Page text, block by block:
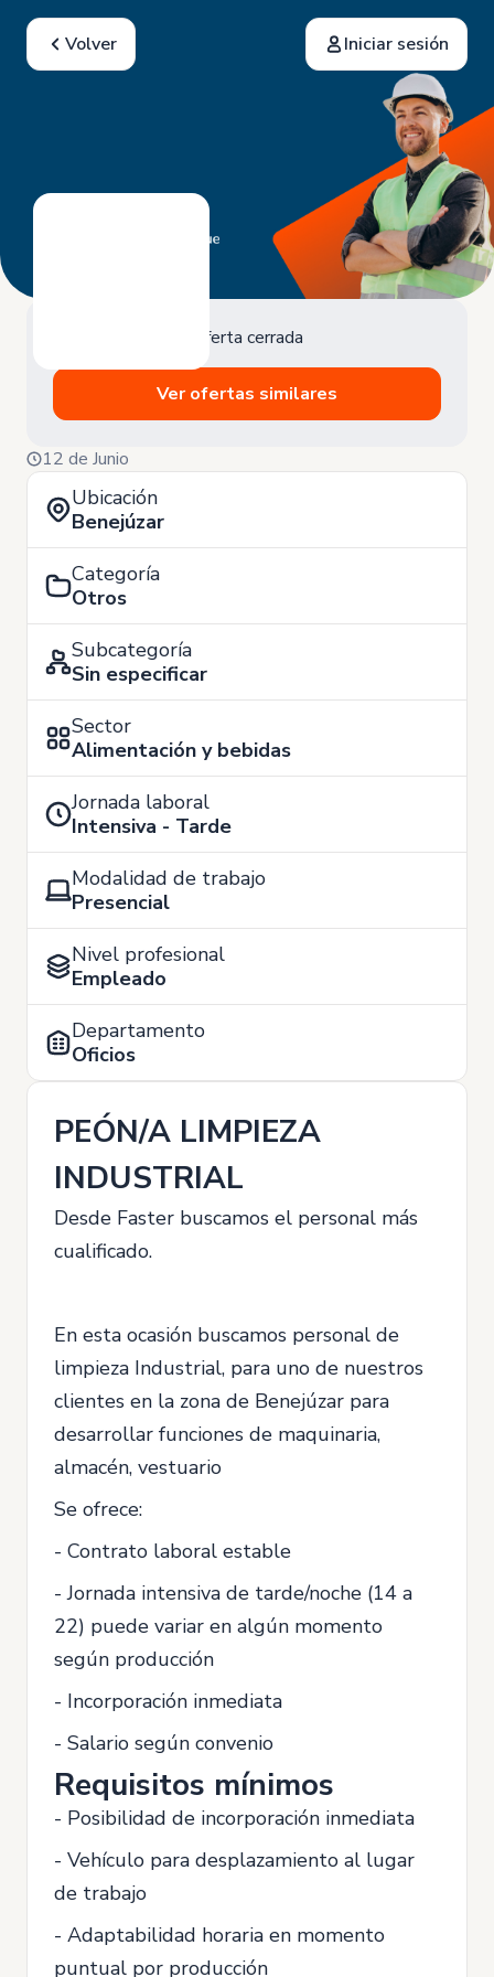
Volver Iniciar sesión
Oferta cerrada
Ver ofertas similares
12 de Junio
Ubicación
Benejúzar
Categoría
Otros
Subcategoría
Sin especificar
Sector
Alimentación y bebidas
Jornada laboral
Intensiva - Tarde
Modalidad de trabajo
Presencial
Nivel profesional
Empleado
Departamento
Oficios
PEÓN/A LIMPIEZA
INDUSTRIAL
Desde Faster buscamos el personal más
cualificado.
En esta ocasión buscamos personal de
limpieza Industrial, para uno de nuestros
clientes en la zona de Benejúzar para
desarrollar funciones de maquinaria,
almacén, vestuario
Se ofrece:
- Contrato laboral estable
- Jornada intensiva de tarde/noche (14 a
22) puede variar en algún momento
según producción
- Incorporación inmediata
- Salario según convenio
Requisitos mínimos
- Posibilidad de incorporación inmediata
- Vehículo para desplazamiento al lugar
de trabajo
- Adaptabilidad horaria en momento
puntual por producción